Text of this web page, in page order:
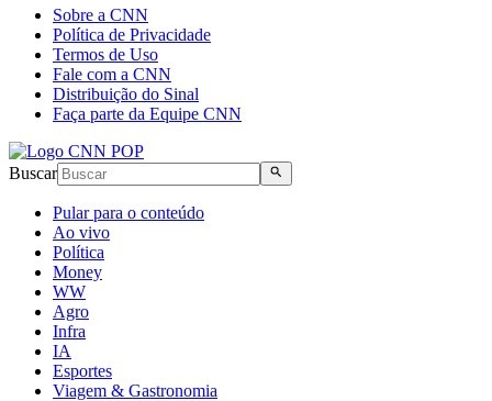
Sobre a CNN
Política de Privacidade
Termos de Uso
Fale com a CNN
Distribuição do Sinal
Faça parte da Equipe CNN
Buscar
Pular para o conteúdo
Ao vivo
Política
Money
WW
Agro
Infra
IA
Esportes
Viagem & Gastronomia